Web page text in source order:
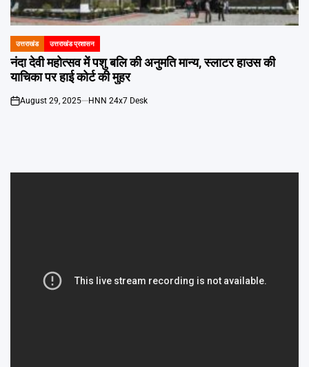
POSTED
IN
उत्तराखंड उत्तराखंड प्रशासन
नंदा देवी महोत्सव में पशु बलि की अनुमति मान्य, स्लाटर हाउस की
याचिका पर हाई कोर्ट की मुहर
on
August 29, 2025 HNN 24x7 Desk